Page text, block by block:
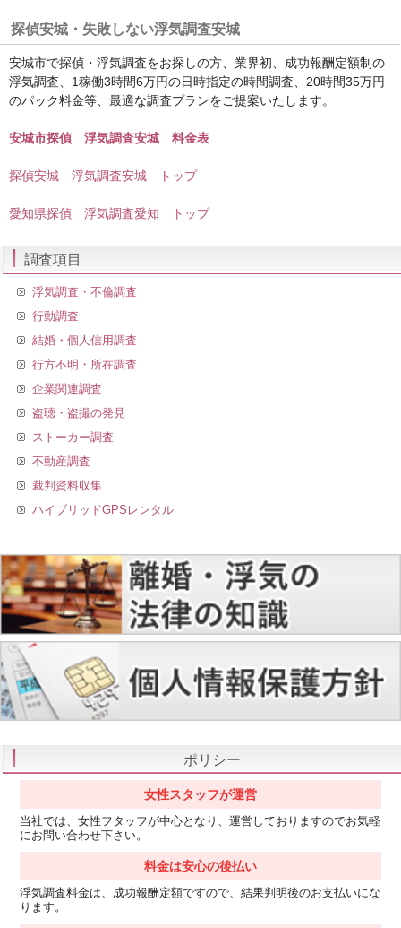
探偵安城 ・失敗しない浮気調査安城
安城市で探偵・浮気調査をお探しの方、業界初、成功報酬定額制の
浮気調査、1稼働3時間6万円の日時指定の時間調査、20時間35万円
のパック料金等、最適な調査プランをご提案いたします。
安城市探偵 浮気調査安城 料金表
探偵安城 浮気調査安城 トップ
愛知県探偵 浮気調査愛知 トップ
調査項目
浮気調査・不倫調査
行動調査
結婚・個人信用調査
行方不明・所在調査
企業関連調査
盗聴・盗撮の発見
ストーカー調査
不動産調査
裁判資料収集
ハイブリッドGPSレンタル
ポリシー
女性スタッフが運営
当社では、女性フタッフが中心となり、運営しておりますのでお気軽
にお問い合わせ下さい。
料金は安心の後払い
浮気調査料金は、成功報酬定額ですので、結果判明後のお支払いにな
ります。